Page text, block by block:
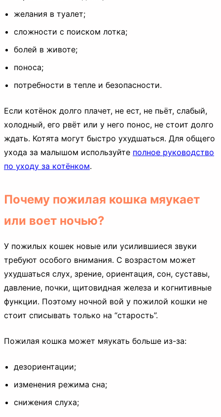
желания в туалет;
сложности с поиском лотка;
болей в животе;
поноса;
потребности в тепле и безопасности.
Если котёнок долго плачет, не ест, не пьёт, слабый,
холодный, его рвёт или у него понос, не стоит долго
ждать. Котята могут быстро ухудшаться. Для общего
ухода за малышом используйте полное руководство
по уходу за котёнком.
Почему пожилая кошка мяукает
или воет ночью?
У пожилых кошек новые или усилившиеся звуки
требуют особого внимания. С возрастом может
ухудшаться слух, зрение, ориентация, сон, суставы,
давление, почки, щитовидная железа и когнитивные
функции. Поэтому ночной вой у пожилой кошки не
стоит списывать только на “старость”.
Пожилая кошка может мяукать больше из-за:
дезориентации;
изменения режима сна;
снижения слуха;